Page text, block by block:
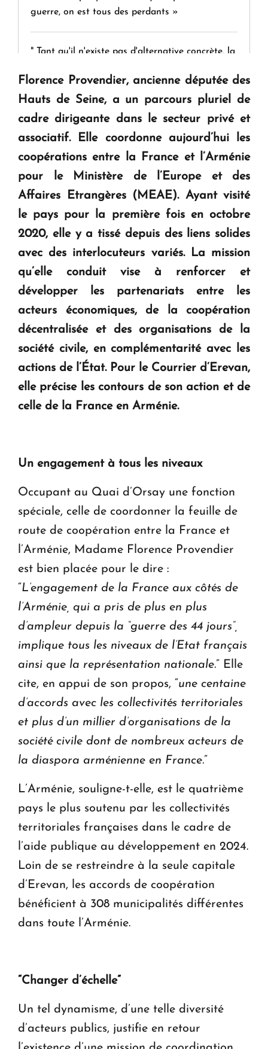
guerre, on est tous des perdants »
" Tant qu'il n'existe pas d'alternative concrète, la
KASA : 30 ans d'audace, de résilience et d'avenir
en Arménie
Le premier hôtel Hyatt Regency d'Arménie
ouvrira ses portes à Dilijan
Florence Provendier, ancienne députée des
Hauts de Seine, a un parcours pluriel de
cadre dirigeante dans le secteur privé et
associatif. Elle coordonne aujourd’hui les
coopérations entre la France et l’Arménie
pour le Ministère de l’Europe et des
Affaires Etrangères (MEAE). Ayant visité
le pays pour la première fois en octobre
2020, elle y a tissé depuis des liens solides
avec des interlocuteurs variés. La mission
qu’elle conduit vise à renforcer et
développer les partenariats entre les
acteurs économiques, de la coopération
décentralisée et des organisations de la
société civile, en complémentarité avec les
actions de l’État. Pour le Courrier d’Erevan,
elle précise les contours de son action et de
celle de la France en Arménie.
Un engagement à tous les niveaux
Occupant au Quai d’Orsay une fonction
spéciale, celle de coordonner la feuille de
route de coopération entre la France et
l’Arménie, Madame Florence Provendier
est bien placée pour le dire :
“L’engagement de la France aux côtés de
l’Arménie, qui a pris de plus en plus
d’ampleur depuis la “guerre des 44 jours”,
implique tous les niveaux de l’Etat français
ainsi que la représentation nationale.” Elle
cite, en appui de son propos, “une centaine
d’accords avec les collectivités territoriales
et plus d’un millier d’organisations de la
société civile dont de nombreux acteurs de
la diaspora arménienne en France.”
L’Arménie, souligne-t-elle, est le quatrième
pays le plus soutenu par les collectivités
territoriales françaises dans le cadre de
l’aide publique au développement en 2024.
Loin de se restreindre à la seule capitale
d’Erevan, les accords de coopération
bénéficient à 308 municipalités différentes
dans toute l’Arménie.
“Changer d’échelle”
Un tel dynamisme, d’une telle diversité
d’acteurs publics, justifie en retour